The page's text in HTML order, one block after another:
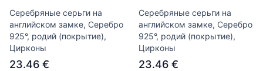
Серебряные серьги на
английском замке, Серебро
925°, родий (покрытие),
Цирконы
23.46 €
Серебряные серьги на
английском замке, Серебро
925°, родий (покрытие),
Цирконы
23.46 €